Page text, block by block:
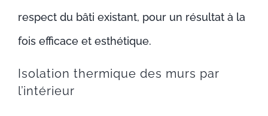
respect du bâti existant, pour un résultat à la
fois efficace et esthétique.
Isolation thermique des murs par
l’intérieur